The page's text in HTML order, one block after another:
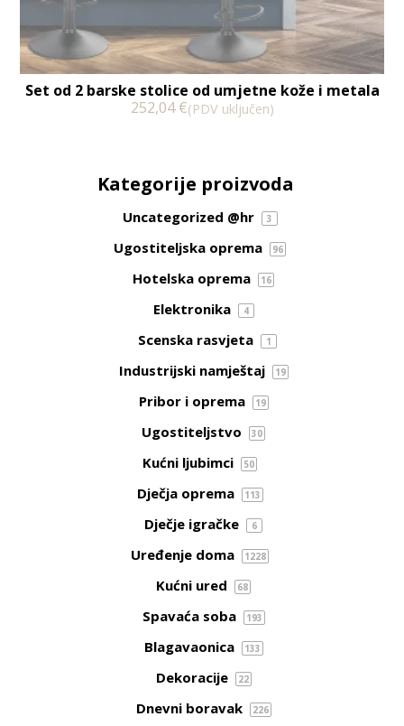
Set od 2 barske stolice od umjetne kože i metala
252,04€(PDV uključen)
Kategorije proizvoda
Uncategorized @hr 3
Ugostiteljska oprema 96
Hotelska oprema 16
Elektronika 4
Scenska rasvjeta 1
Industrijski namještaj 19
Pribor i oprema 19
Ugostiteljstvo 30
Kućni ljubimci 50
Dječja oprema 113
Dječje igračke 6
Uređenje doma 1228
Kućni ured 68
Spavaća soba 193
Blagavaonica 133
Dekoracije 22
Dnevni boravak 226